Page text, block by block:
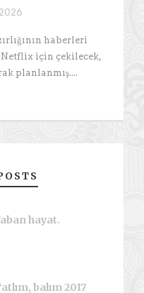
haberleri
Netflix için çekilecek,
planlanmış....
hayat.
balım 2017